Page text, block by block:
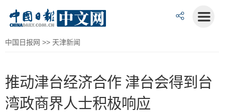
中国日报网 >> 天津新闻
推动津台经济合作 津台会得到台
湾政商界人士积极响应